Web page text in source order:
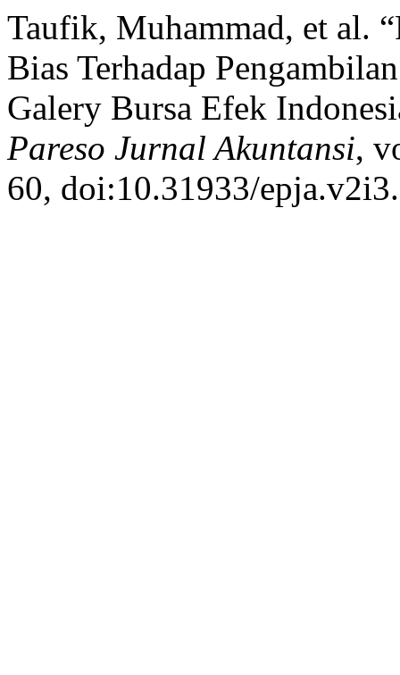
Taufik, Muhammad, et al.
Bias Terhadap
Galery Bursa Efek
Pareso Jurnal Akuntansi,
60, doi:10.31933/